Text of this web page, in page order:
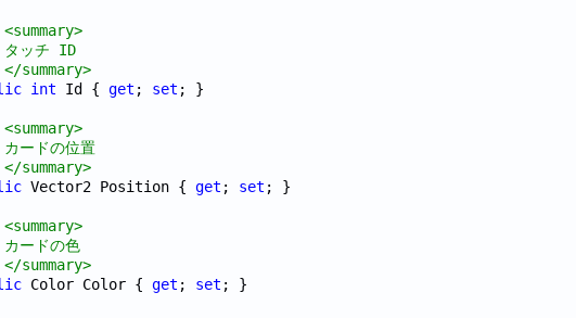
<summary>
タッチ ID
</summary>
int Id { get ; set ; }
<summary>
カードの位置
</summary>
Vector2 Position { get ; set ; }
<summary>
カードの色
</summary>
Color Color { get ; set ; }